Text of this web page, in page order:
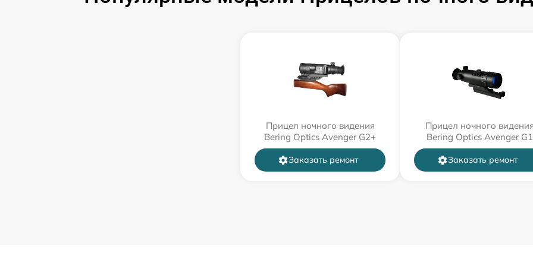
Прицел ночного видения
Bering Optics Avenger G2+
Заказать ремонт
Прицел ночного
Bering Optics Avenger G1
Заказать ремонт